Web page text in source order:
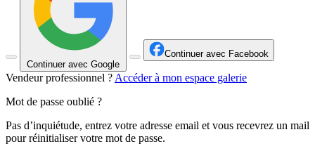
Continuer avec Google
Continuer avec Facebook
Vendeur professionnel ? Accéder à mon espace galerie
Mot de passe oublié ?
Pas d’inquiétude, entrez votre adresse email et vous recevrez un mail
pour réinitialiser votre mot de passe.